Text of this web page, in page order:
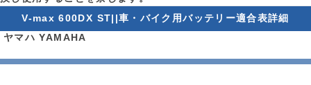
V-max 600DX ST||車・バイク用バッテリー適合表詳細
ヤマハ YAMAHA